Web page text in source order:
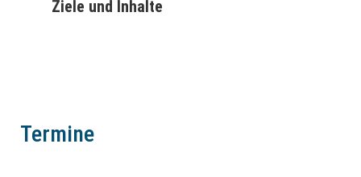
aufbauen und nacheinander belegt werden müssen.
Die "Zahlenwelt" in Unternehmen und wie Zahlen in Unternehmen
entstehen
Ziele und Inhalte
Termine